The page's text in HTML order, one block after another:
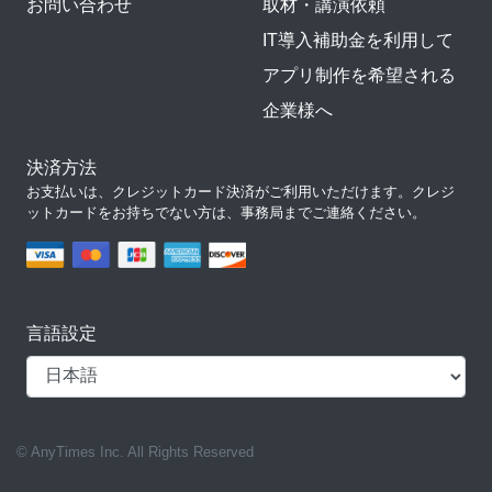
お問い合わせ
取材・講演依頼
IT導入補助金を利用して
アプリ制作を希望される
企業様へ
決済方法
お支払いは、クレジットカード決済がご利用いただけます。クレジ
ットカードをお持ちでない方は、事務局までご連絡ください。
言語設定
© AnyTimes Inc. All Rights Reserved